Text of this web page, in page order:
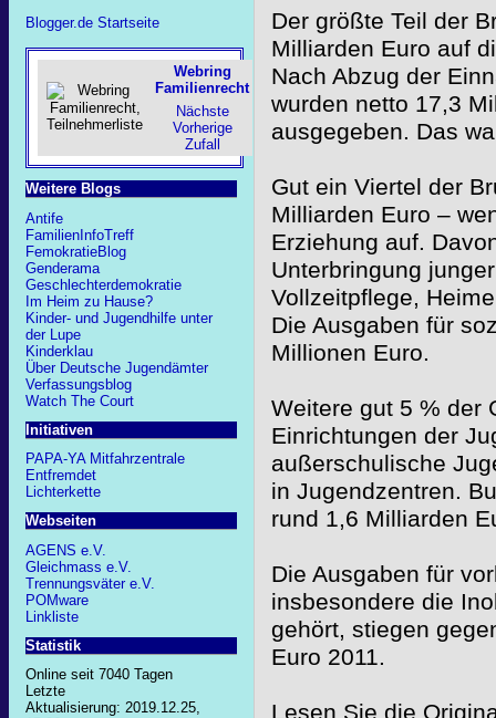
Blogger.de Startseite
Webring
Familienrecht
Nächste
Vorherige
Zufall
Weitere Blogs
Antife
FamilienInfoTreff
FemokratieBlog
Genderama
Geschlechterdemokratie
Im Heim zu Hause?
Kinder- und Jugendhilfe unter
der Lupe
Kinderklau
Über Deutsche Jugendämter
Verfassungsblog
Watch The Court
Initiativen
PAPA-YA Mitfahrzentrale
Entfremdet
Lichterkette
Webseiten
AGENS e.V.
Gleichmass e.V.
Trennungsväter e.V.
POMware
Linkliste
Statistik
Online seit 7040 Tagen
Letzte
Aktualisierung: 2019.12.25,
Der größte Teil der
Milliarden Euro auf
Nach Abzug der
wurden netto 17,3
ausgegeben. Das
Gut ein Viertel der
Milliarden Euro –
Erziehung auf.
Unterbringung
Vollzeitpflege,
Die Ausgaben für
Millionen Euro.
Weitere gut 5 % der
Einrichtungen der
außerschulische
in Jugendzentren.
rund 1,6 Milliarden
Die Ausgaben für
insbesondere die
gehört, stiegen
Euro 2011.
Lesen Sie die